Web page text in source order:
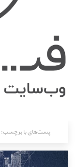
پست‌های با برچسب: